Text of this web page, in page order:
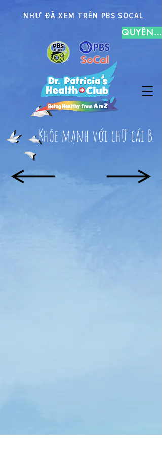
NHƯ ĐÃ XEM TRÊN PBS SOCAL
QUYÊN TẶNG
Khỏe mạnh với chữ cái B
MỘT